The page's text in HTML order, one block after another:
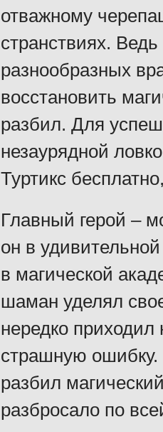
отважному
странствиях.
разнообразных
восстановить
разбил. Для
незаурядной
Туртикс
Главный герой –
он в
в магической
шаман уделял
нередко
страшную ошибку.
разбил
разбросало по